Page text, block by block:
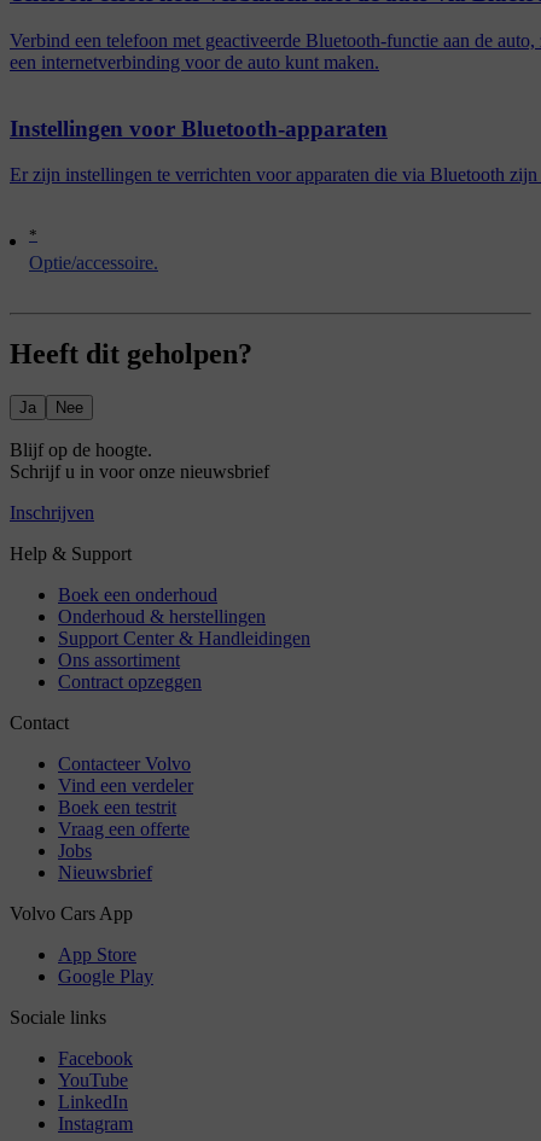
*
Optie/accessoire.
Verbind een telefoon met geactiveerde Bluetooth-functie aan de
een internetverbinding voor de auto kunt maken.
Instellingen voor Bluetooth-apparaten
Er zijn instellingen te verrichten voor apparaten die via Bluetooth zijn
Heeft dit geholpen?
Ja Nee